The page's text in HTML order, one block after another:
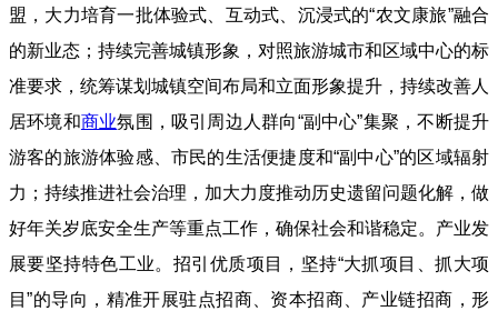
盟，大力培育一批体验式、互动式、沉浸式的“农文康旅”融合
的新业态；持续完善城镇形象，对照旅游城市和区域中心的标
准要求，统筹谋划城镇空间布局和立面形象提升，持续改善人
居环境和商业氛围，吸引周边人群向“副中心”集聚，不断提升
游客的旅游体验感、市民的生活便捷度和“副中心”的区域辐射
力；持续推进社会治理，加大力度推动历史遗留问题化解，做
好年关岁底安全生产等重点工作，确保社会和谐稳定。产业发
展要坚持特色工业。招引优质项目，坚持“大抓项目、抓大项
目”的导向，精准开展驻点招商、资本招商、产业链招商，形